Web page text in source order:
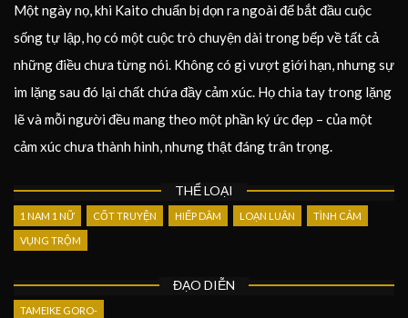
Một ngày nọ, khi Kaito chuẩn bị dọn ra ngoài để bắt đầu cuộc
sống tự lập, họ có một cuộc trò chuyện dài trong bếp về tất cả
những điều chưa từng nói. Không có gì vượt giới hạn, nhưng sự
im lặng sau đó lại chất chứa đầy cảm xúc. Họ chia tay trong lặng
lẽ và mỗi người đều mang theo một phần ký ức đẹp – của một
cảm xúc chưa thành hình, nhưng thật đáng trân trọng.
THỂ LOẠI
1 NAM 1 NỮ CỐT TRUYỆN HIẾP DÂM LOẠN LUÂN TÌNH CẢM
VỤNG TRỘM
ĐẠO DIỄN
TAMEIKE GORO-